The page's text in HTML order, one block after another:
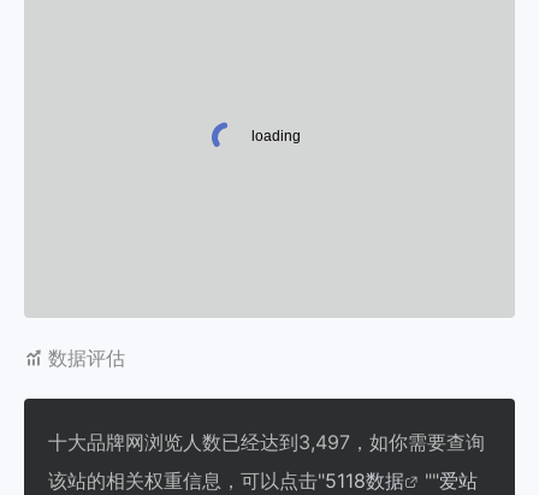
数据评估
十大品牌网浏览人数已经达到3,497，如你需要查询
该站的相关权重信息，可以点击"5118数据 ""爱站